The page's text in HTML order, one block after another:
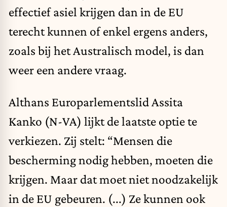
effectief asiel krijgen dan in de EU
terecht kunnen of enkel ergens anders,
zoals bij het Australisch model, is dan
weer een andere vraag.
Althans Europarlementslid Assita
Kanko (N-VA) lijkt de laatste optie te
verkiezen. Zij stelt: “Mensen die
bescherming nodig hebben, moeten die
krijgen. Maar dat moet niet noodzakelijk
in de EU gebeuren. (...) Ze kunnen ook